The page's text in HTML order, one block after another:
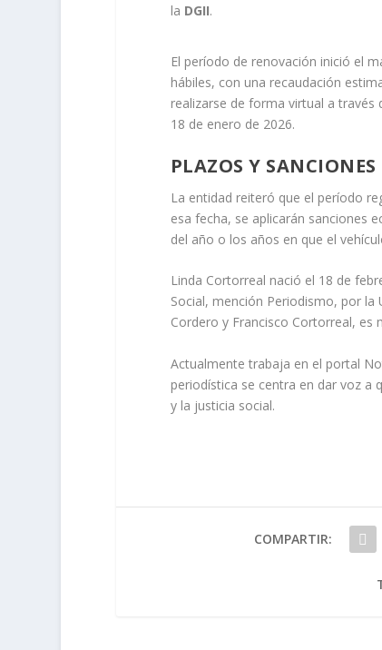
la DGII.
El período de renovación inició el
hábiles, con una recaudación
realizarse de forma virtual a través
18 de enero de 2026.
PLAZOS Y
La entidad reiteró que el período
esa fecha, se aplicarán sanciones
del año o los años en que el
Linda Cortorreal nació el 18 de
Social, mención Periodismo, por la
Cordero y Francisco Cortorreal, es
Actualmente trabaja en el portal
periodística se centra en dar voz a
y la justicia social.
COMPARTIR: